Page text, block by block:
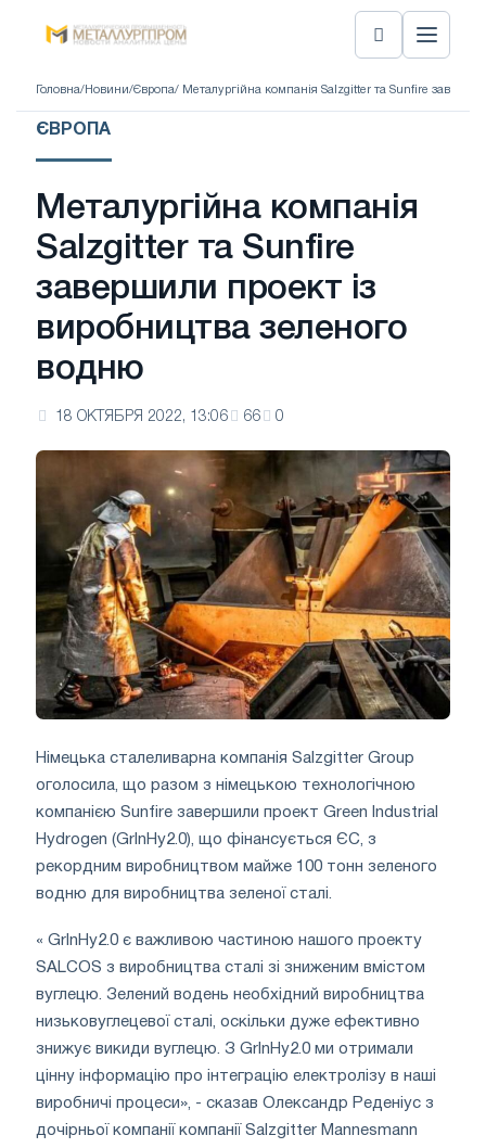
Головна/ Новини/Європа/ Металургійна компанія Salzgitter та Sunfire
ЄВРОПА
Металургійна компанія
Salzgitter та Sunfire
завершили проект із
виробництва зеленого
водню
18 ОКТЯБРЯ 2022, 13:06 66 0
Німецька сталеливарна компанія Salzgitter Group
оголосила, що разом з німецькою технологічною
компанією Sunfire завершили проект Green Industrial
Hydrogen (GrlnHy2.0), що фінансується ЄС, з
рекордним виробництвом майже 100 тонн зеленого
водню для виробництва зеленої сталі.
« GrInHy2.0 є важливою частиною нашого проекту
SALCOS з виробництва сталі зі зниженим вмістом
вуглецю. Зелений водень необхідний виробництва
низьковуглецевої сталі, оскільки дуже ефективно
знижує викиди вуглецю. З GrInHy2.0 ми отримали
цінну інформацію про інтеграцію електролізу в наші
виробничі процеси», - сказав Олександр Реденіус з
дочірньої компанії компанії Salzgitter Mannesmann